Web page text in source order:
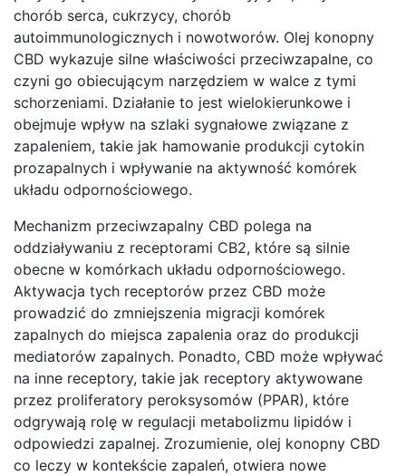
chorób serca, cukrzycy, chorób
autoimmunologicznych i nowotworów. Olej konopny
CBD wykazuje silne właściwości przeciwzapalne, co
czyni go obiecującym narzędziem w walce z tymi
schorzeniami. Działanie to jest wielokierunkowe i
obejmuje wpływ na szlaki sygnałowe związane z
zapaleniem, takie jak hamowanie produkcji cytokin
prozapalnych i wpływanie na aktywność komórek
układu odpornościowego.
Mechanizm przeciwzapalny CBD polega na
oddziaływaniu z receptorami CB2, które są silnie
obecne w komórkach układu odpornościowego.
Aktywacja tych receptorów przez CBD może
prowadzić do zmniejszenia migracji komórek
zapalnych do miejsca zapalenia oraz do produkcji
mediatorów zapalnych. Ponadto, CBD może wpływać
na inne receptory, takie jak receptory aktywowane
przez proliferatory peroksysomów (PPAR), które
odgrywają rolę w regulacji metabolizmu lipidów i
odpowiedzi zapalnej. Zrozumienie, olej konopny CBD
co leczy w kontekście zapaleń, otwiera nowe